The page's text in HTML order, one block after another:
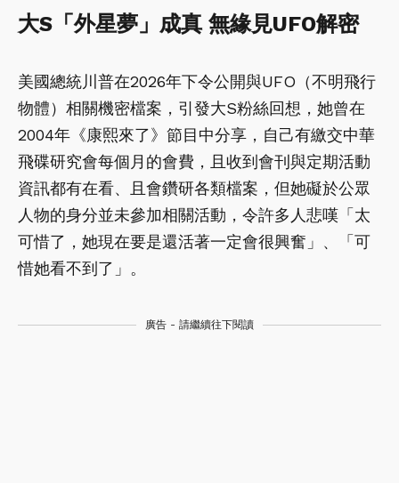
大S「外星夢」成真 無緣見UFO解密
美國總統川普在2026年下令公開與UFO（不明飛行
物體）相關機密檔案，引發大S粉絲回想，她曾在
2004年《康熙來了》節目中分享，自己有繳交中華
飛碟研究會每個月的會費，且收到會刊與定期活動
資訊都有在看、且會鑽研各類檔案，但她礙於公眾
人物的身分並未參加相關活動，令許多人悲嘆「太
可惜了，她現在要是還活著一定會很興奮」、「可
惜她看不到了」。
廣告 - 請繼續往下閱讀